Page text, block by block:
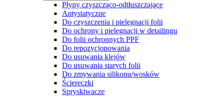
Płyny czyszcząco-odtłuszczające
Antystatyczne
Do czyszczenia i pielęgnacji folii
Do ochrony i pielęgnacji w detailingu
Do folii ochronnych PPF
Do repozycjonowania
Do usuwania klejów
Do usuwania starych folii
Do zmywania silikonu/wosków
Ściereczki
Spryskiwacze